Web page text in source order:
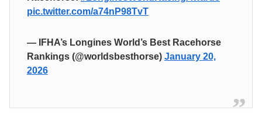
pic.twitter.com/a74nP98TvT
— IFHA’s Longines World’s Best Racehorse
Rankings (@worldsbesthorse) January 20,
2026